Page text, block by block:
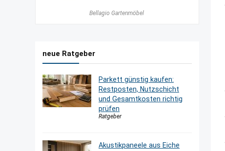
Bellagio Gartenmöbel
neue Ratgeber
Parkett günstig kaufen:
Restposten, Nutzschicht
und Gesamtkosten richtig
prüfen
Ratgeber
Akustikpaneele aus Eiche